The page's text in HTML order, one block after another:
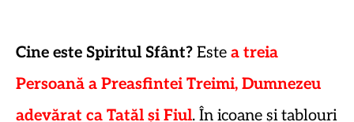
Cine este Spiritul Sfânt? Este a treia
Persoană a Preasfintei Treimi, Dumnezeu
adevărat ca Tatăl și Fiul. În icoane și tablouri